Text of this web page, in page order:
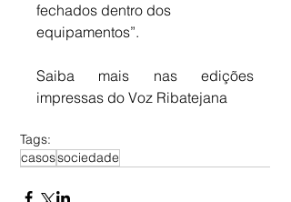
fechados dentro dos
equipamentos”.
Saiba mais nas edições
impressas do Voz Ribatejana
Tags:
casossociedade